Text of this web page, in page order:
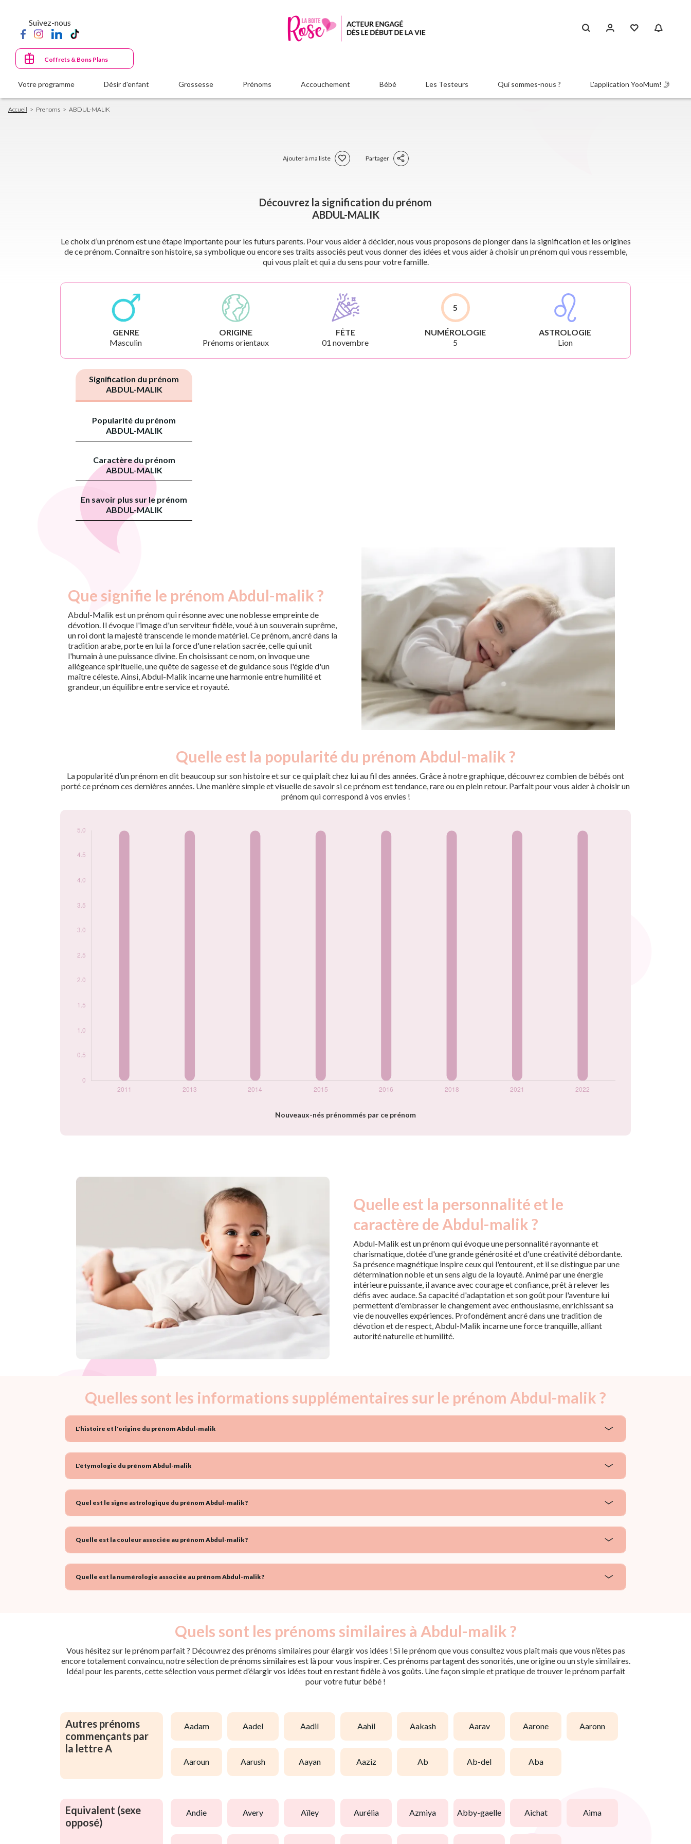
principal
Suivez-nous
Coffrets & Bons Plans
Votre programme Désir d'enfant Grossesse Prénoms Accouchement Bébé Les Testeurs Qui sommes-nous ? L'application YooMum! 🤳
Fil
d'Ariane
Accueil Prenoms ABDUL-MALIK
Ajouter à ma liste Partager
Découvrez la signification du prénom
ABDUL-MALIK
Le choix d’un prénom est une étape importante pour les futurs parents. Pour vous aider à décider, nous vous proposons de plonger dans la signification et les origines
de ce prénom. Connaître son histoire, sa symbolique ou encore ses traits associés peut vous donner des idées et vous aider à choisir un prénom qui vous ressemble,
qui vous plaît et qui a du sens pour votre famille.
GENRE
Masculin
ORIGINE
Prénoms orientaux
FÊTE
01 novembre
5
NUMÉROLOGIE
5
ASTROLOGIE
Lion
Signification du prénom
ABDUL-MALIK
Popularité du prénom
ABDUL-MALIK
Caractère du prénom
ABDUL-MALIK
En savoir plus sur le prénom
ABDUL-MALIK
Que signifie le prénom Abdul-malik ?
Abdul-Malik est un prénom qui résonne avec une noblesse empreinte de
dévotion. Il évoque l'image d'un serviteur fidèle, voué à un souverain suprême,
un roi dont la majesté transcende le monde matériel. Ce prénom, ancré dans la
tradition arabe, porte en lui la force d'une relation sacrée, celle qui unit
l'humain à une puissance divine. En choisissant ce nom, on invoque une
allégeance spirituelle, une quête de sagesse et de guidance sous l'égide d'un
maître céleste. Ainsi, Abdul-Malik incarne une harmonie entre humilité et
grandeur, un équilibre entre service et royauté.
Quelle est la popularité du prénom Abdul-malik ?
La popularité d’un prénom en dit beaucoup sur son histoire et sur ce qui plaît chez lui au fil des années. Grâce à notre graphique, découvrez combien de bébés ont
porté ce prénom ces dernières années. Une manière simple et visuelle de savoir si ce prénom est tendance, rare ou en plein retour. Parfait pour vous aider à choisir un
prénom qui correspond à vos envies !
Nouveaux-nés prénommés par ce prénom
prénom Abdul-
2011
5
2013
5
2018
2022
Quelle est la personnalité et le
caractère de Abdul-malik ?
Abdul-Malik est un prénom qui évoque une personnalité rayonnante et
charismatique, dotée d'une grande générosité et d'une créativité débordante.
Sa présence magnétique inspire ceux qui l'entourent, et il se distingue par une
détermination noble et un sens aigu de la loyauté. Animé par une énergie
intérieure puissante, il avance avec courage et confiance, prêt à relever les
défis avec audace. Sa capacité d'adaptation et son goût pour l'aventure lui
permettent d'embrasser le changement avec enthousiasme, enrichissant sa
vie de nouvelles expériences. Profondément ancré dans une tradition de
dévotion et de respect, Abdul-Malik incarne une force tranquille, alliant
autorité naturelle et humilité.
Quelles sont les informations supplémentaires sur le prénom Abdul-malik ?
L'histoire et l'origine du prénom Abdul-malik
L'étymologie du prénom Abdul-malik
Quel est le signe astrologique du prénom Abdul-malik ?
Quelle est la couleur associée au prénom Abdul-malik ?
Quelle est la numérologie associée au prénom Abdul-malik ?
Quels sont les prénoms similaires à Abdul-malik ?
Vous hésitez sur le prénom parfait ? Découvrez des prénoms similaires pour élargir vos idées ! Si le prénom que vous consultez vous plaît mais que vous n’êtes pas
encore totalement convaincu, notre sélection de prénoms similaires est là pour vous inspirer. Ces prénoms partagent des sonorités, une origine ou un style similaires.
Idéal pour les parents, cette sélection vous permet d’élargir vos idées tout en restant fidèle à vos goûts. Une façon simple et pratique de trouver le prénom parfait
pour votre futur bébé !
Autres prénoms
commençants par
la lettre A
aadam aadel aadil aahil aakash aarav aarone aaronn
aaroun aarush aayan aaziz ab ab-del aba
Equivalent (sexe
opposé)
andie avery aïley aurélia azmiya abby-gaelle aichat aima